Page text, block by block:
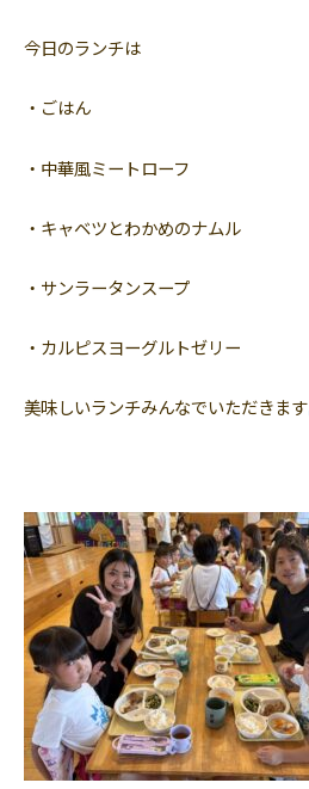
今日のランチは
・ごはん
・中華風ミートローフ
・キャベツとわかめのナムル
・サンラータンスープ
・カルピスヨーグルトゼリー
美味しいランチみんなでいただきます